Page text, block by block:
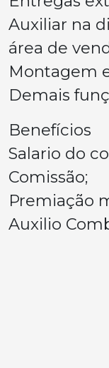
Auxiliar na
área de
Montagem
Demais
Benefícios
Salario do
Comissão;
Premiação
Auxilio